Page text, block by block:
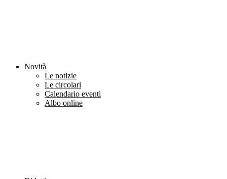
Novità
Le notizie
Le circolari
Calendario eventi
Albo online